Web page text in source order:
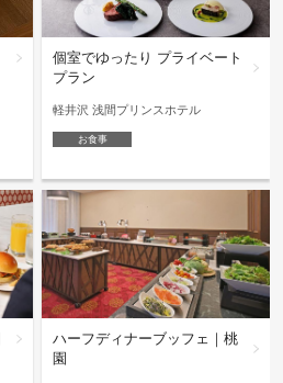
個室でゆったり プライベート
プラン
軽井沢 浅間プリンスホテル
お食事
ハーフディナーブッフェ｜桃
園